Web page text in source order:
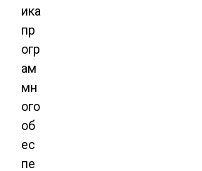
ика
пр
огр
ам
мн
ого
об
ес
пе